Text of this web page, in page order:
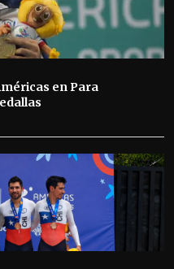
en Para